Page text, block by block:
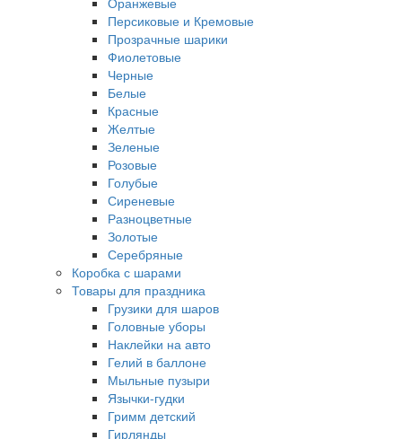
Персиковые и Кремовые
Прозрачные шарики
Фиолетовые
Черные
Белые
Красные
Желтые
Зеленые
Розовые
Голубые
Сиреневые
Разноцветные
Золотые
Серебряные
Коробка с шарами
Товары для праздника
Грузики для шаров
Головные уборы
Наклейки на авто
Гелий в баллоне
Мыльные пузыри
Язычки-гудки
Гримм детский
Гирлянды